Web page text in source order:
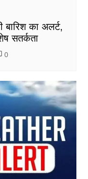
बारिश का अलर्ट,
सतर्कता
0